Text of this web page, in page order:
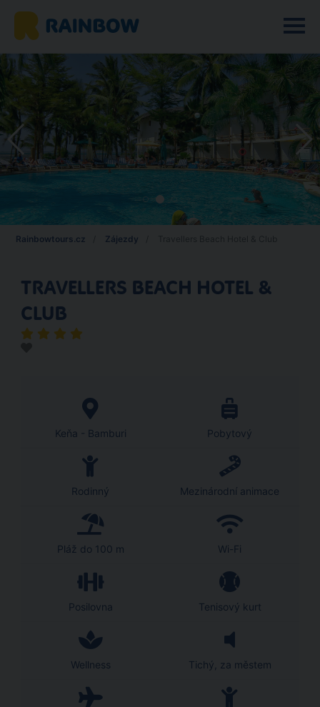
Rainbowtours.cz Zájezdy
TRAVELLERS BEACH HOTEL &
CLUB
Keňa - Bamburi Pobytový
Rodinný Mezinárodní animace
Pláž do 100 m Wi-Fi
Posilovna Tenisový kurt
Wellness Tichý, za městem